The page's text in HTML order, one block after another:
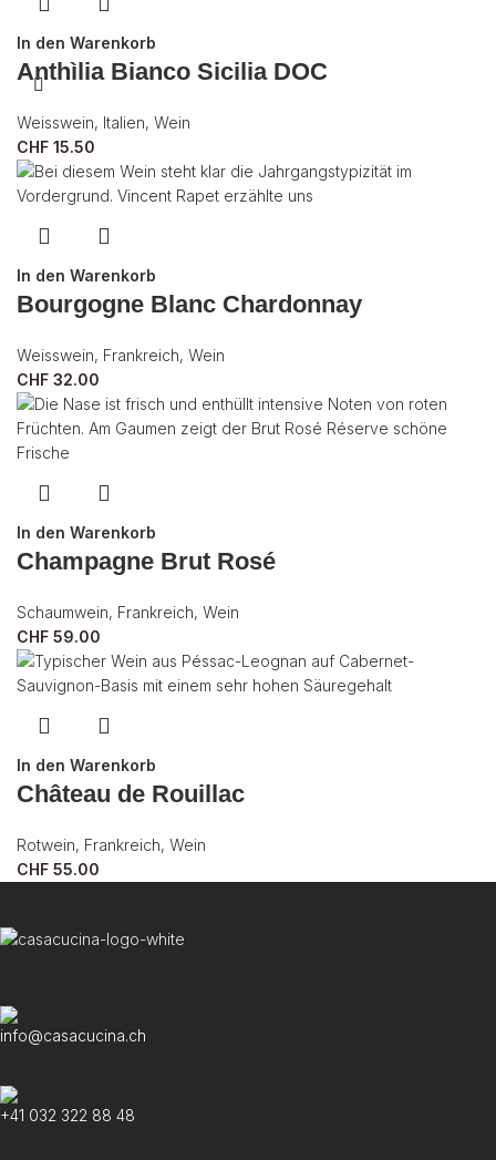
In den Warenkorb
Anthìlia Bianco Sicilia DOC
Weisswein, Italien, Wein
CHF 15.50
In den Warenkorb
Bourgogne Blanc Chardonnay
Weisswein, Frankreich, Wein
CHF 32.00
In den Warenkorb
Champagne Brut Rosé
Schaumwein, Frankreich, Wein
CHF 59.00
In den Warenkorb
Château de Rouillac
Rotwein, Frankreich, Wein
CHF 55.00
info@casacucina.ch
+41 032 322 88 48